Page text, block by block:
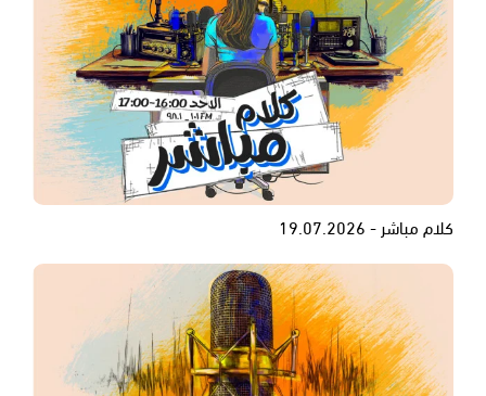
كلام مباشر - 19.07.2026